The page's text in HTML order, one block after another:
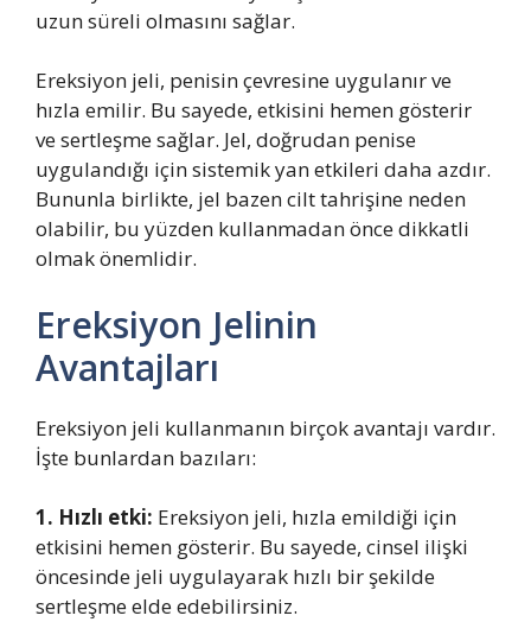
uzun süreli olmasını sağlar.
Ereksiyon jeli, penisin çevresine uygulanır ve
hızla emilir. Bu sayede, etkisini hemen gösterir
ve sertleşme sağlar. Jel, doğrudan penise
uygulandığı için sistemik yan etkileri daha azdır.
Bununla birlikte, jel bazen cilt tahrişine neden
olabilir, bu yüzden kullanmadan önce dikkatli
olmak önemlidir.
Ereksiyon Jelinin
Avantajları
Ereksiyon jeli kullanmanın birçok avantajı vardır.
İşte bunlardan bazıları:
1. Hızlı etki: Ereksiyon jeli, hızla emildiği için
etkisini hemen gösterir. Bu sayede, cinsel ilişki
öncesinde jeli uygulayarak hızlı bir şekilde
sertleşme elde edebilirsiniz.